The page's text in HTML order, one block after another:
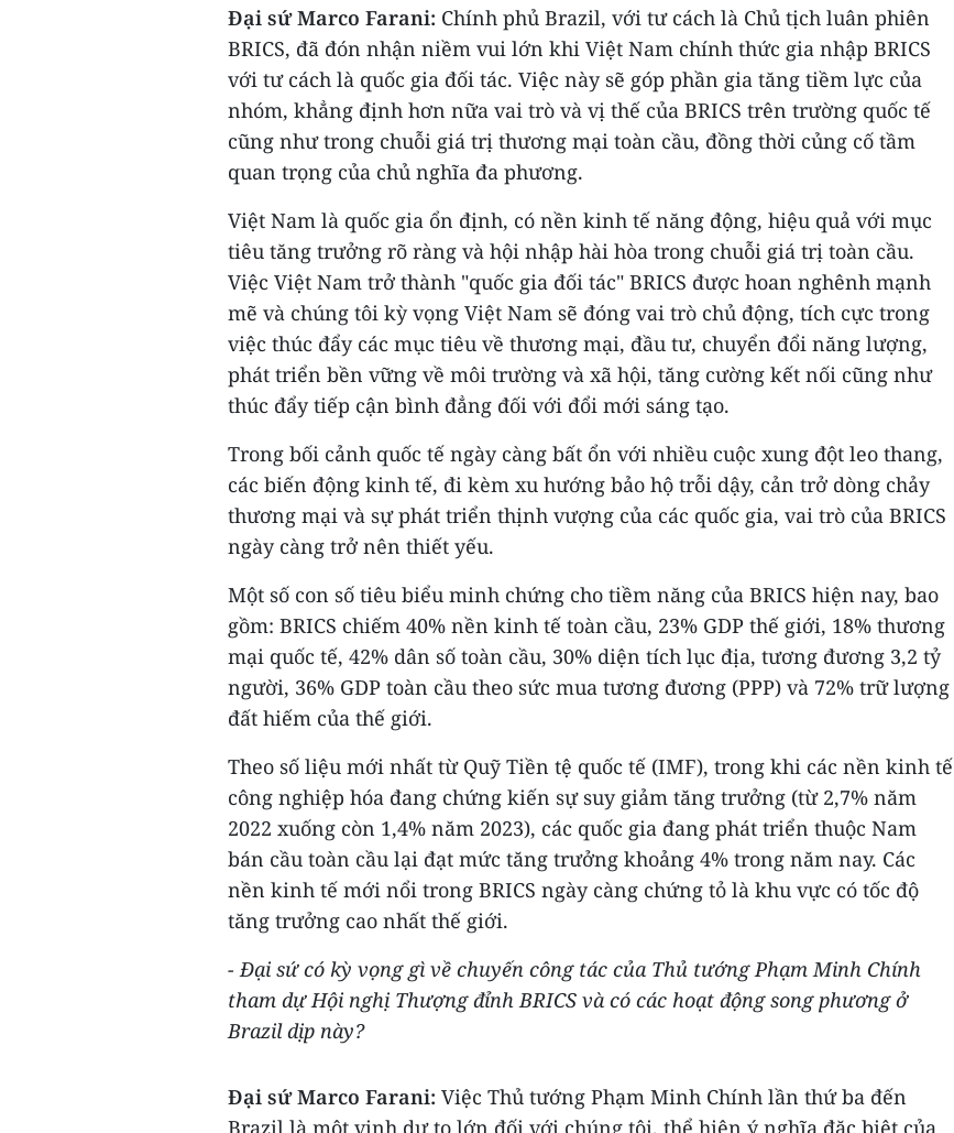
Đại sứ Marco Farani: Chính phủ Brazil, với tư cách là Chủ tịch luân phiên
BRICS, đã đón nhận niềm vui lớn khi Việt Nam chính thức gia nhập BRICS
với tư cách là quốc gia đối tác. Việc này sẽ góp phần gia tăng tiềm lực của
nhóm, khẳng định hơn nữa vai trò và vị thế của BRICS trên trường quốc tế
cũng như trong chuỗi giá trị thương mại toàn cầu, đồng thời củng cố tầm
quan trọng của chủ nghĩa đa phương.
Việt Nam là quốc gia ổn định, có nền kinh tế năng động, hiệu quả với mục
tiêu tăng trưởng rõ ràng và hội nhập hài hòa trong chuỗi giá trị toàn cầu.
Việc Việt Nam trở thành "quốc gia đối tác" BRICS được hoan nghênh mạnh
mẽ và chúng tôi kỳ vọng Việt Nam sẽ đóng vai trò chủ động, tích cực trong
việc thúc đẩy các mục tiêu về thương mại, đầu tư, chuyển đổi năng lượng,
phát triển bền vững về môi trường và xã hội, tăng cường kết nối cũng như
thúc đẩy tiếp cận bình đẳng đối với đổi mới sáng tạo.
Trong bối cảnh quốc tế ngày càng bất ổn với nhiều cuộc xung đột leo thang,
các biến động kinh tế, đi kèm xu hướng bảo hộ trỗi dậy, cản trở dòng chảy
thương mại và sự phát triển thịnh vượng của các quốc gia, vai trò của BRICS
ngày càng trở nên thiết yếu.
Một số con số tiêu biểu minh chứng cho tiềm năng của BRICS hiện nay, bao
gồm: BRICS chiếm 40% nền kinh tế toàn cầu, 23% GDP thế giới, 18% thương
mại quốc tế, 42% dân số toàn cầu, 30% diện tích lục địa, tương đương 3,2 tỷ
người, 36% GDP toàn cầu theo sức mua tương đương (PPP) và 72% trữ lượng
đất hiếm của thế giới.
Theo số liệu mới nhất từ Quỹ Tiền tệ quốc tế (IMF), trong khi các nền kinh tế
công nghiệp hóa đang chứng kiến sự suy giảm tăng trưởng (từ 2,7% năm
2022 xuống còn 1,4% năm 2023), các quốc gia đang phát triển thuộc Nam
bán cầu toàn cầu lại đạt mức tăng trưởng khoảng 4% trong năm nay. Các
nền kinh tế mới nổi trong BRICS ngày càng chứng tỏ là khu vực có tốc độ
tăng trưởng cao nhất thế giới.
- Đại sứ có kỳ vọng gì về chuyến công tác của Thủ tướng Phạm Minh Chính
tham dự Hội nghị Thượng đỉnh BRICS và có các hoạt động song phương ở
Brazil dịp này?
Đại sứ Marco Farani: Việc Thủ tướng Phạm Minh Chính lần thứ ba đến
Brazil là một vinh dự to lớn đối với chúng tôi, thể hiện ý nghĩa đặc biệt của